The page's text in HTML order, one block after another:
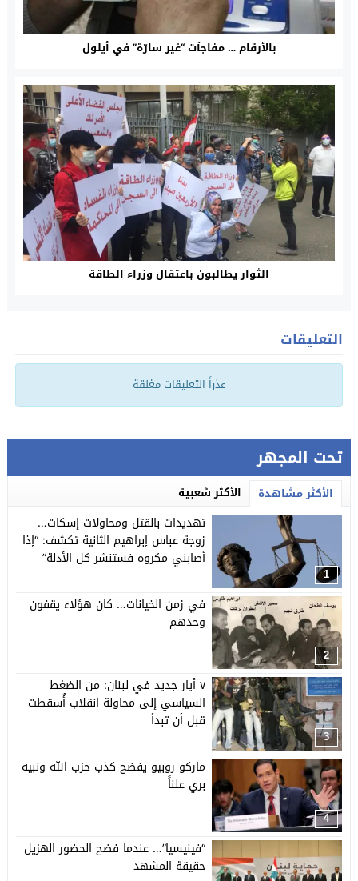
بالأرقام … مفاجآت “غير سارّة” في أيلول
الثوار يطالبون باعتقال وزراء الطاقة
التعليقات
عذراً التعليقات مغلقة
تحت المجهر
الأكثر مشاهدة الأكثر شعبية
1
تهديدات بالقتل ومحاولات إسكات…
زوجة عباس إبراهيم الثانية تكشف: “إذا
أصابني مكروه فستنشر كل الأدلة”
2
في زمن الخيانات… كان هؤلاء يقفون
وحدهم
3
٧ أيار جديد في لبنان: من الضغط
السياسي إلى محاولة انقلاب أُسقطت
قبل أن تبدأ
4
ماركو روبيو يفضح كذب حزب الله ونبيه
بري علناً
“فينيسيا”… عندما فضح الحضور الهزيل
حقيقة المشهد